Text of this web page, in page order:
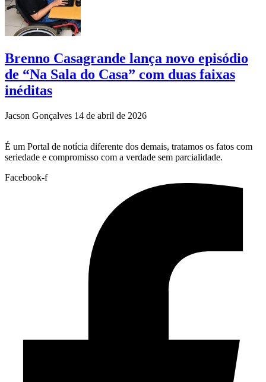
Brenno Casagrande lança novo episódio
de “Na Sala do Casa” com duas faixas
inéditas
Jacson Gonçalves 14 de abril de 2026
É um Portal de notícia diferente dos demais, tratamos os fatos com
seriedade e compromisso com a verdade sem parcialidade.
Facebook-f